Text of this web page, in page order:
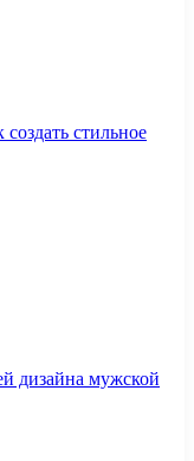
стильное
дизайна мужской